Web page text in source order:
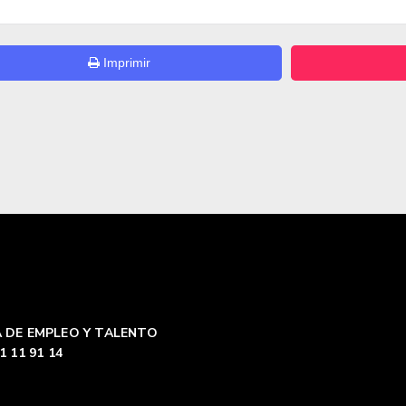
Imprimir
DE EMPLEO Y TALENTO
11 91 14